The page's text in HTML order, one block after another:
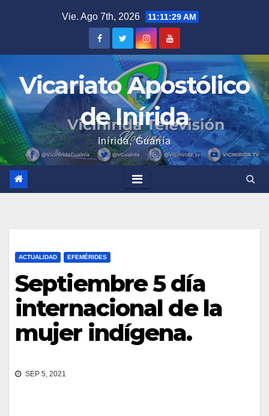
Vie. Ago 7th, 2026 11:11:29 AM
Vicariato Apostólico
de Inírida
Inírida, Guanía
ACTUALIDAD EFEMÉRIDES
Septiembre 5 día
internacional de la
mujer indígena.
SEP 5, 2021